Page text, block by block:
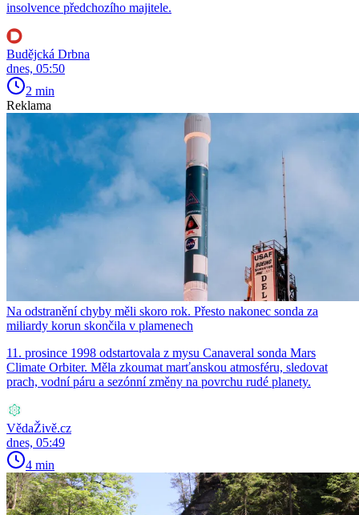
insolvence předchozího majitele.
Budějcká Drbna
dnes, 05:50
2 min
Reklama
Na odstranění chyby měli skoro rok. Přesto nakonec sonda za
miliardy korun skončila v plamenech
11. prosince 1998 odstartovala z mysu Canaveral sonda Mars
Climate Orbiter. Měla zkoumat marťanskou atmosféru, sledovat
prach, vodní páru a sezónní změny na povrchu rudé planety.
VědaŽivě.cz
dnes, 05:49
4 min